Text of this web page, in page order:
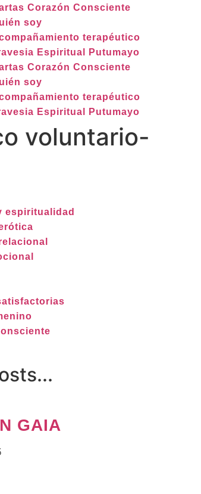
Corazón Consciente
soy
terapéutico
Espiritual Putumayo
Corazón Consciente
soy
terapéutico
Espiritual Putumayo
voluntario-
espiritualidad
GAIA